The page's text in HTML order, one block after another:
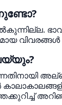
വിവരങ്ങൾ